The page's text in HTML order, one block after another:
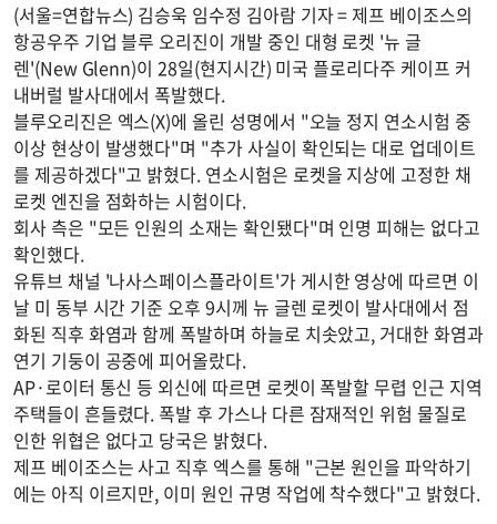
(서울=연합뉴스) 김승욱 임수정 김아람 기자 = 제프 베이조스의
항공우주 기업 블루 오리진이 개발 중인 대형 로켓 '뉴 글
렌'(New Glenn)이 28일(현지시간) 미국 플로리다주 케이프 커
내버럴 발사대에서 폭발했다.
블루오리진은 엑스(X)에 올린 성명에서 "오늘 정지 연소시험 중
이상 현상이 발생했다"며 "추가 사실이 확인되는 대로 업데이트
를 제공하겠다"고 밝혔다. 연소시험은 로켓을 지상에 고정한 채
로켓 엔진을 점화하는 시험이다.
회사 측은 "모든 인원의 소재는 확인됐다"며 인명 피해는 없다고
확인했다.
유튜브 채널 '나사스페이스플라이트'가 게시한 영상에 따르면 이
날 미 동부 시간 기준 오후 9시께 뉴 글렌 로켓이 발사대에서 점
화된 직후 화염과 함께 폭발하며 하늘로 치솟았고, 거대한 화염과
연기 기둥이 공중에 피어올랐다.
AP·로이터 통신 등 외신에 따르면 로켓이 폭발할 무렵 인근 지역
주택들이 흔들렸다. 폭발 후 가스나 다른 잠재적인 위험 물질로
인한 위협은 없다고 당국은 밝혔다.
제프 베이조스는 사고 직후 엑스를 통해 "근본 원인을 파악하기
에는 아직 이르지만, 이미 원인 규명 작업에 착수했다"고 밝혔다.